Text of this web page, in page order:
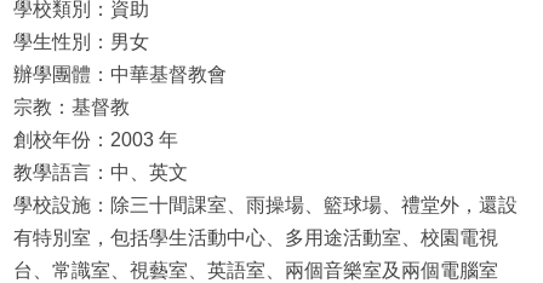
學校類別：資助
學生性別：男女
辦學團體：中華基督教會
宗教：基督教
創校年份：2003 年
教學語言：中、英文
學校設施：除三十間課室、雨操場、籃球場、禮堂外，還設
有特別室，包括學生活動中心、多用途活動室、校園電視
台、常識室、視藝室、英語室、兩個音樂室及兩個電腦室